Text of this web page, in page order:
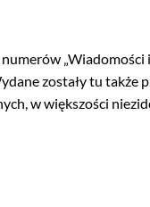
„Wiadomości
zostały tu
w większości